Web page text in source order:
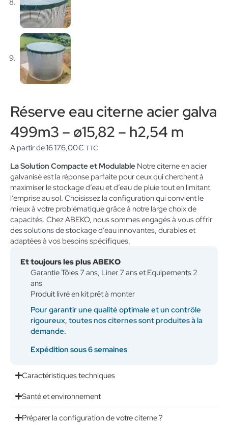
Réserve eau citerne acier galva
499m3 – ø15,82 – h2,54 m
A partir de16 176,00€ TTC
La Solution Compacte et Modulable Notre citerne en acier
galvanisé est la réponse parfaite pour ceux qui cherchent à
maximiser le stockage d’eau et d’eau de pluie tout en limitant
l’emprise au sol. Choisissez la configuration qui convient le
mieux à votre problématique grâce à notre large choix de
capacités. Chez ABEKO, nous sommes engagés à vous offrir
des solutions de stockage d’eau innovantes, durables et
adaptées à vos besoins spécifiques.
Et toujours les plus ABEKO
Garantie Tôles 7 ans, Liner 7 ans et Equipements 2
ans
Produit livré en kit prêt à monter
Pour garantir une qualité optimale et un contrôle
rigoureux, toutes nos citernes sont produites à la
demande.
Expédition sous 6 semaines
Caractéristiques techniques
Santé et environnement
Préparer la configuration de votre citerne ?